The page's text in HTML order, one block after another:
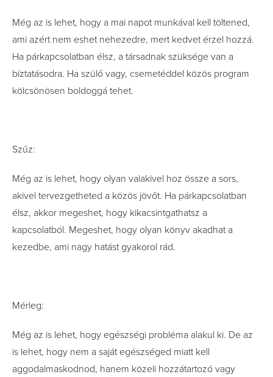
Még az is lehet, hogy a mai napot munkával kell töltened,
ami azért nem eshet nehezedre, mert kedvet érzel hozzá.
Ha párkapcsolatban élsz, a társadnak szüksége van a
bíztatásodra. Ha szülő vagy, csemetéddel közös program
kölcsönösen boldoggá tehet.
Szűz:
Még az is lehet, hogy olyan valakivel hoz össze a sors,
akivel tervezgetheted a közös jövőt. Ha párkapcsolatban
élsz, akkor megeshet, hogy kikacsintgathatsz a
kapcsolatból. Megeshet, hogy olyan könyv akadhat a
kezedbe, ami nagy hatást gyakorol rád.
Mérleg:
Még az is lehet, hogy egészségi probléma alakul ki. De az
is lehet, hogy nem a saját egészséged miatt kell
aggodalmaskodnod, hanem közeli hozzátartozó vagy